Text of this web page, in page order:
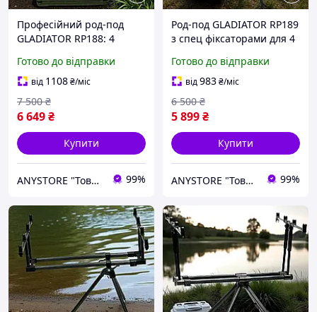
Професійний род-под
GLADIATOR RP188: 4
рама, висота та ширина
Міцна конструкція,
зручне
налаштування+чохол
Готово до відправки
від 1108₴/міс
6 649₴
7 500 ₴
Купити
ANYSTORE "Товари для дому та активного відпочинку" 99%
Род-под GLADIATOR RP189
з спец фіксаторами для 4
кг, у комплекті зручний
чохол
Готово до відправки
від983₴/міс
5 899₴
6 500 ₴
Купити
ANYSTORE "Товари для дому та активного відпочинку" 99%